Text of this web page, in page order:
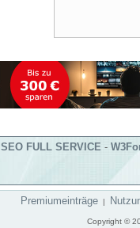
SEO FULL SERVICE -
Premiumeinträge |
Copyright ©